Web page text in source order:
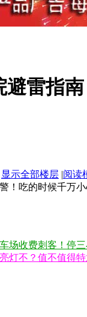
避雷指
显示全部楼层 |阅读
！吃的时候千万
场收费刺客！停
灯不？值不值得